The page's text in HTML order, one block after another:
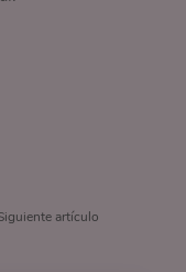
artículo